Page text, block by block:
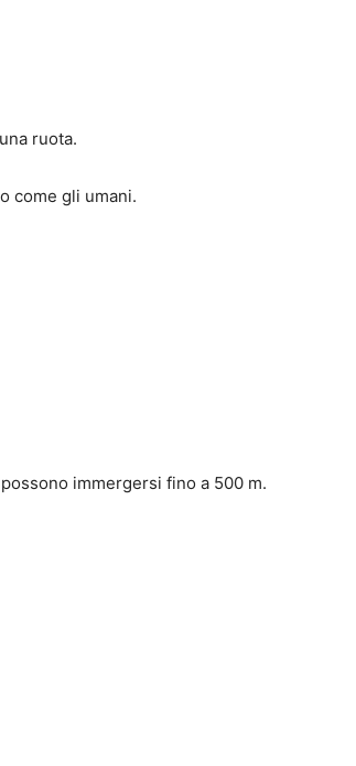
ruota.
come gli umani.
immergersi fino a 500 m.